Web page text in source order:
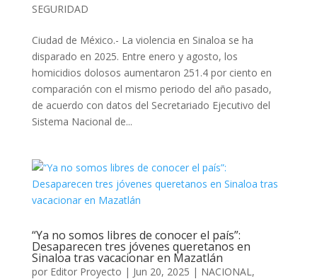
SEGURIDAD
Ciudad de México.- La violencia en Sinaloa se ha
disparado en 2025. Entre enero y agosto, los
homicidios dolosos aumentaron 251.4 por ciento en
comparación con el mismo periodo del año pasado,
de acuerdo con datos del Secretariado Ejecutivo del
Sistema Nacional de...
“Ya no somos libres de conocer el país”:
Desaparecen tres jóvenes queretanos en
Sinaloa tras vacacionar en Mazatlán
por Editor Proyecto | Jun 20, 2025 | NACIONAL,